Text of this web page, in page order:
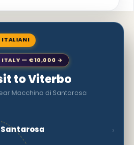
ITALIANI
ITALY — €10,000 →
to Viterbo
Macchina di Santarosa
›